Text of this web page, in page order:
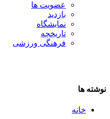
عضویت ها
بازدید
نمایشگاه
تاريخچه
فرهنگی ورزشی
نوشته ها
خانه